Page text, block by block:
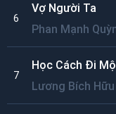
6
Vợ Người Ta
Phan Mạnh
7
Học Cách Đi
Lương Bích Hữu